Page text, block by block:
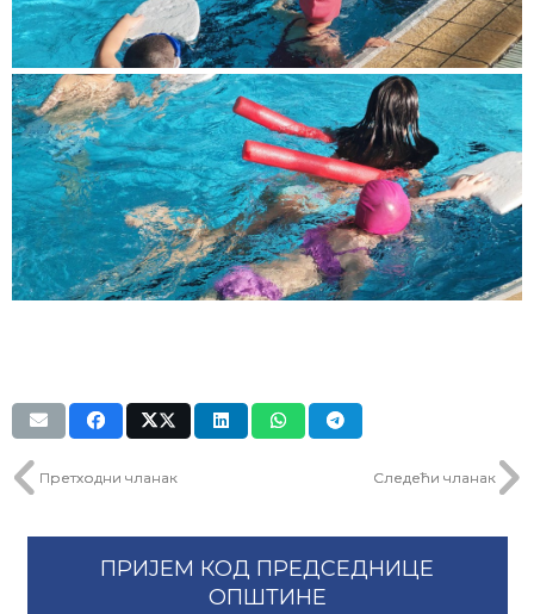
Претходни чланак Следећи чланак
ПРИЈЕМ КОД ПРЕДСЕДНИЦЕ
ОПШТИНЕ